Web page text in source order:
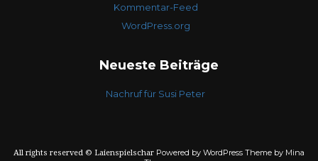
Kommentar-Feed
WordPress.org
Neueste Beiträge
Nachruf für Susi Peter
All rights reserved © Laienspielschar Powered by WordPress Theme by Mina